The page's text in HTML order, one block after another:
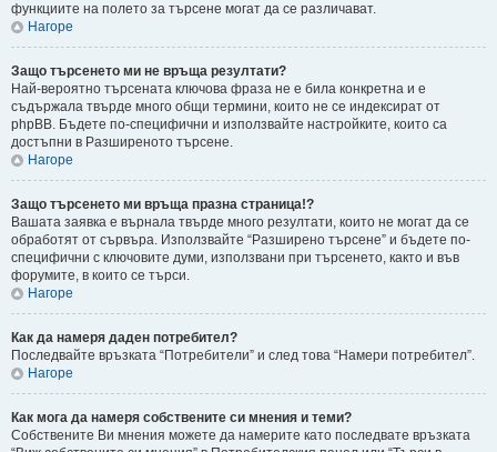
функциите на полето за търсене могат да се различават.
Нагоре
Защо търсенето ми не връща резултати?
Най-вероятно търсената ключова фраза не е била конкретна и е
съдържала твърде много общи термини, които не се индексират от
phpBB. Бъдете по-специфични и използвайте настройките, които са
достъпни в Разширеното търсене.
Нагоре
Защо търсенето ми връща празна страница!?
Вашата заявка е върнала твърде много резултати, които не могат да се
обработят от сървъра. Използвайте “Разширено търсене” и бъдете по-
специфични с ключовите думи, използвани при търсенето, както и във
форумите, в които се търси.
Нагоре
Как да намеря даден потребител?
Последвайте връзката “Потребители” и след това “Намери потребител”.
Нагоре
Как мога да намеря собствените си мнения и теми?
Собствените Ви мнения можете да намерите като последвате връзката